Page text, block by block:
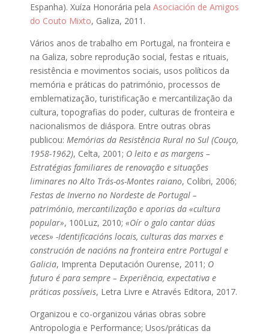
Espanha). Xuíza Honorária pela Asociación de Amigos
do Couto Mixto, Galiza, 2011.
Vários anos de trabalho em Portugal, na fronteira e
na Galiza, sobre reprodução social, festas e rituais,
resistência e movimentos sociais, usos políticos da
memória e práticas do património, processos de
emblematização, turistificação e mercantilização da
cultura, topografias do poder, culturas de fronteira e
nacionalismos de diáspora. Entre outras obras
publicou: Memórias da Resistência Rural no Sul (Couço,
1958-1962), Celta, 2001; O leito e as margens –
Estratégias familiares de renovação e situações
liminares no Alto Trás-os-Montes raiano, Colibri, 2006;
Festas de Inverno no Nordeste de Portugal –
património, mercantilização e aporias da «cultura
popular», 100Luz, 2010; «Oír o galo cantar dúas
veces» -Identificacións locais, culturas das marxes e
construción de nacións na fronteira entre Portugal e
Galicia, Imprenta Deputación Ourense, 2011; O
futuro é para sempre – Experiência, expectativa e
práticas possíveis, Letra Livre e Através Editora, 2017.
Organizou e co-organizou várias obras sobre
Antropologia e Performance; Usos/práticas da